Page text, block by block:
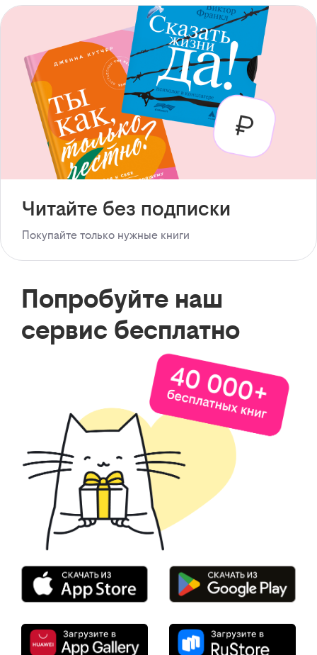
Читайте без подписки
Покупайте только нужные книги
Попробуйте наш
сервис бесплатно